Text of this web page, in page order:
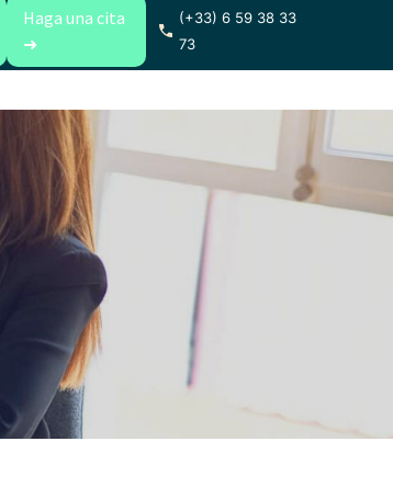
(+33) 6 59 38 33
73
Haga una cita
➜